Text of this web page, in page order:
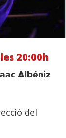
20:00h
Albéniz
del